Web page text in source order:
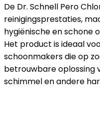
De Dr. Schnell Pero
reinigingsprestaties,
hygiënische en schone
Het product is ideaal
schoonmakers die op
betrouwbare oplossing
schimmel en andere